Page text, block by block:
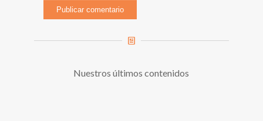
Nuestros últimos contenidos